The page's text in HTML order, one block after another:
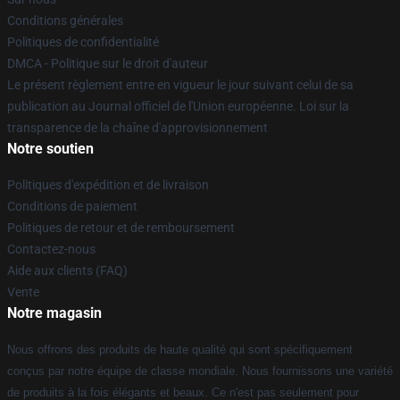
Conditions générales
Politiques de confidentialité
DMCA - Politique sur le droit d'auteur
Le présent règlement entre en vigueur le jour suivant celui de sa
publication au Journal officiel de l'Union européenne. Loi sur la
transparence de la chaîne d'approvisionnement
Notre soutien
Politiques d'expédition et de livraison
Conditions de paiement
Politiques de retour et de remboursement
Contactez-nous
Aide aux clients (FAQ)
Vente
Notre magasin
Nous offrons des produits de haute qualité qui sont spécifiquement
conçus par notre équipe de classe mondiale. Nous fournissons une variété
de produits à la fois élégants et beaux. Ce n'est pas seulement pour